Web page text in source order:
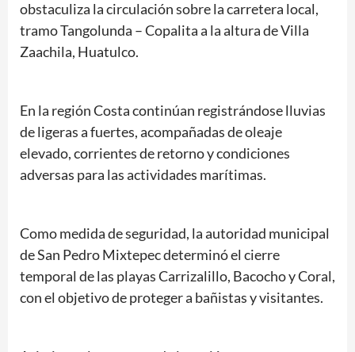
obstaculiza la circulación sobre la carretera local,
tramo Tangolunda – Copalita a la altura de Villa
Zaachila, Huatulco.
En la región Costa continúan registrándose lluvias
de ligeras a fuertes, acompañadas de oleaje
elevado, corrientes de retorno y condiciones
adversas para las actividades marítimas.
Como medida de seguridad, la autoridad municipal
de San Pedro Mixtepec determinó el cierre
temporal de las playas Carrizalillo, Bacocho y Coral,
con el objetivo de proteger a bañistas y visitantes.